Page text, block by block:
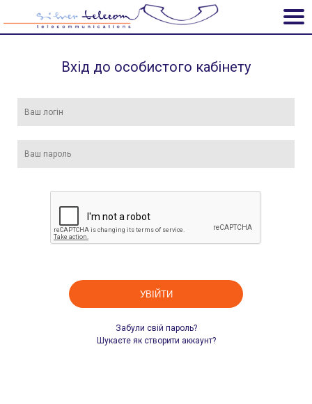
Вхід до особистого кабінету
УВІЙТИ
Забули свій пароль?
Шукаєте як створити аккаунт?